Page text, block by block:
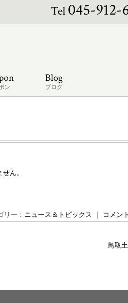
Tel045-912-
ン
Blog
ブログ
ん。
ー： ニュース＆トピックス ｜ コメン
鳥取